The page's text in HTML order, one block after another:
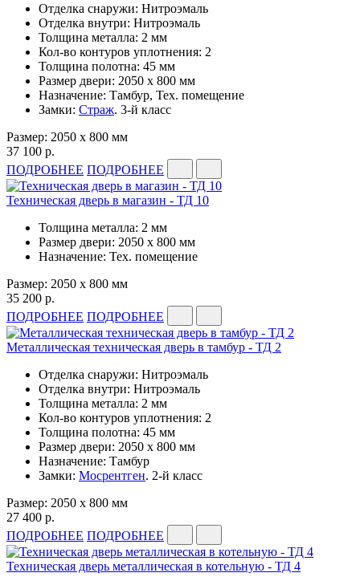
Отделка снаружи: Нитроэмаль
Отделка внутри: Нитроэмаль
Толщина металла: 2 мм
Кол-во контуров уплотнения: 2
Толщина полотна: 45 мм
Размер двери: 2050 x 800 мм
Назначение: Тамбур, Тех. помещение
Замки: Страж. 3-й класс
Размер: 2050 x 800 мм
37 100 р.
ПОДРОБНЕЕ ПОДРОБНЕЕ
Техническая дверь в магазин - ТД 10
Толщина металла: 2 мм
Размер двери: 2050 x 800 мм
Назначение: Тех. помещение
Размер: 2050 x 800 мм
35 200 р.
ПОДРОБНЕЕ ПОДРОБНЕЕ
Металлическая техническая дверь в тамбур - ТД 2
Отделка снаружи: Нитроэмаль
Отделка внутри: Нитроэмаль
Толщина металла: 2 мм
Кол-во контуров уплотнения: 2
Толщина полотна: 45 мм
Размер двери: 2050 x 800 мм
Назначение: Тамбур
Замки: Мосрентген. 2-й класс
Размер: 2050 x 800 мм
27 400 р.
ПОДРОБНЕЕ ПОДРОБНЕЕ
Техническая дверь металлическая в котельную - ТД 4